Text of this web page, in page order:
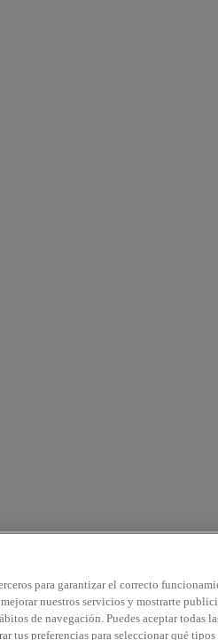
para garantizar el correcto
nuestros servicios y mostrarte
de navegación. Puedes aceptar todas
tus preferencias para seleccionar qué tipos